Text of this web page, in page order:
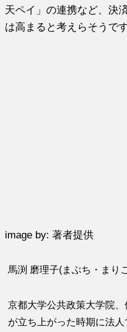
天ペイ」の連携など、決
は高まると考えらそうです
image by: 著者提供
馬渕 磨理子(まぶち・まり
京都大学公共政策大学院
が立ち上がった時期に法